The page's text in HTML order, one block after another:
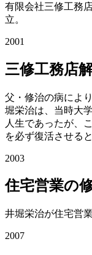
有限会社三修工務
立。
2001
三修工務店
父・修治の病によ
堀栄治は、当時大
人生であったが、
を必ず復活させる
2003
住宅営業の
井堀栄治が住宅営
2007